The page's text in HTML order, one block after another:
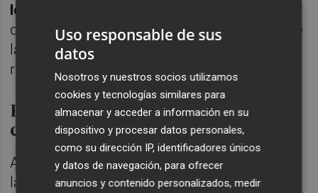
los cuatro de Suazilandia
de África continúan configurando, a juicio de
las organizaciones agrarias, un foco de
riesgo fitosanitario para la UE.
Exigencia de más controles y
cierres automáticos
Ante este panorama,AVA-ASAJA
las instituciones comunitarias y a los
Uso responsable de sus
datos
Nosotros y nuestros socios utilizamos
cookies y tecnologías similares para
almacenar y acceder a información en su
dispositivo y procesar datos personales,
como su dirección IP, identificadores únicos
y datos de navegación, para ofrecer
anuncios y contenido personalizados, medir